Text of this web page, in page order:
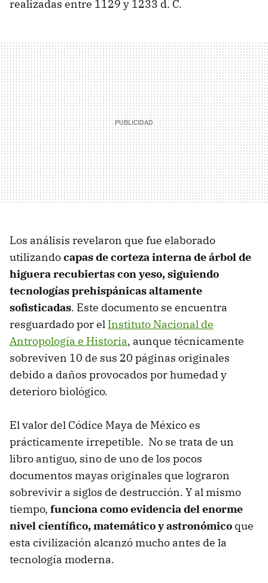
realizadas entre 1129 y 1233 d. C.
Los análisis revelaron que fue elaborado
utilizandocapas de corteza interna de árbol de
higuera recubiertas con yeso, siguiendo
tecnologías prehispánicas altamente
sofisticadas. Este documento se encuentra
resguardado por el Instituto Nacional de
Antropología e Historia, aunque técnicamente
sobreviven 10 de sus 20 páginas originales
debido a daños provocados por humedad y
deterioro biológico.
El valor del Códice Maya de México es
prácticamente irrepetible. No se trata de un
libro antiguo, sino de uno de los pocos
documentos mayas originales que lograron
sobrevivir a siglos de destrucción. Y al mismo
tiempo, funciona como evidencia del enorme
nivel científico, matemático y astronómico que
esta civilización alcanzó mucho antes de la
tecnología moderna.